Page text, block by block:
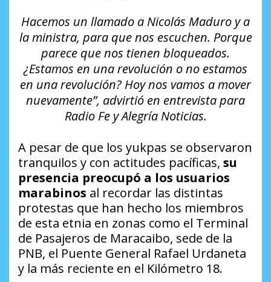
Hacemos un llamado a Nicolás Maduro y a
la ministra, para que nos escuchen. Porque
parece que nos tienen bloqueados.
¿Estamos en una revolución o no estamos
en una revolución? Hoy nos vamos a mover
nuevamente”, advirtió en entrevista para
Radio Fe y Alegría Noticias.
A pesar de que los yukpas se observaron
tranquilos y con actitudes pacíficas, su
presencia preocupó a los usuarios
marabinos al recordar las distintas
protestas que han hecho los miembros
de esta etnia en zonas como el Terminal
de Pasajeros de Maracaibo, sede de la
PNB, el Puente General Rafael Urdaneta
y la más reciente en el Kilómetro 18.